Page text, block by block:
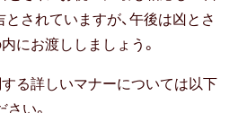
とされていますが、午後は凶とさ
にお渡ししましょう。
る詳しいマナーについては以下
い。